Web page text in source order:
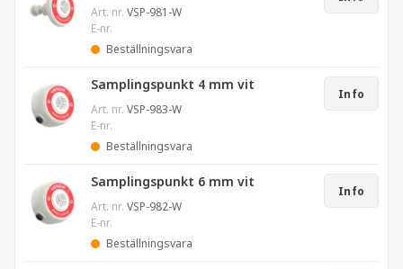
Art. nr. VSP-981-W
E-nr.
Beställningsvara
Samplingspunkt 4 mm vit
Art. nr. VSP-983-W
E-nr.
Beställningsvara
Info
Samplingspunkt 6 mm vit
Art. nr. VSP-982-W
E-nr.
Beställningsvara
Info